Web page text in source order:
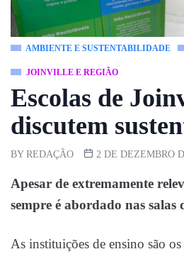
AMBIENTE E SUSTENTABILIDADE
JOINVILLE E REGIÃO
Escolas de
discutem
BY REDAÇÃO 2 DE DEZEMBRO
Apesar de extremamente
sempre é abordado nas salas
As instituições de ensino são